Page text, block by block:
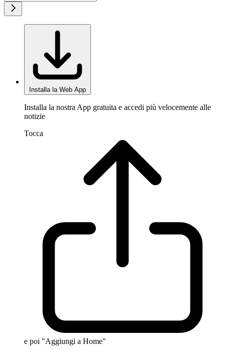
Installa la Web App
Installa la nostra App gratuita e accedi più velocemente alle
notizie
Tocca
e poi "Aggiungi a Home"